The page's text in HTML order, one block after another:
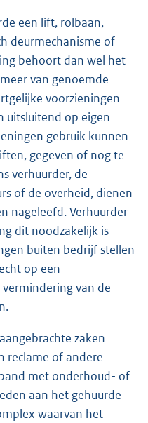
een lift, rolbaan,
deurmechanisme of
behoort dan wel het
van genoemde
voorzieningen
uitsluitend op eigen
gebruik kunnen
gegeven of nog te
verhuurder, de
of de overheid, dienen
nageleefd. Verhuurder
dit noodzakelijk is –
buiten bedrijf stellen
op een
van de
zaken
reclame of andere
met onderhoud- of
aan het gehuurde
waarvan het